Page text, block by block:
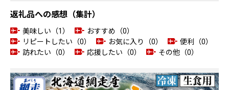
返礼品への感想（集計）
美味しい（1）
おすすめ（0）
リピートしたい（0）
お気に入り（0）
便利（0）
訪れたい（0）
応援したい（0） その他（0）